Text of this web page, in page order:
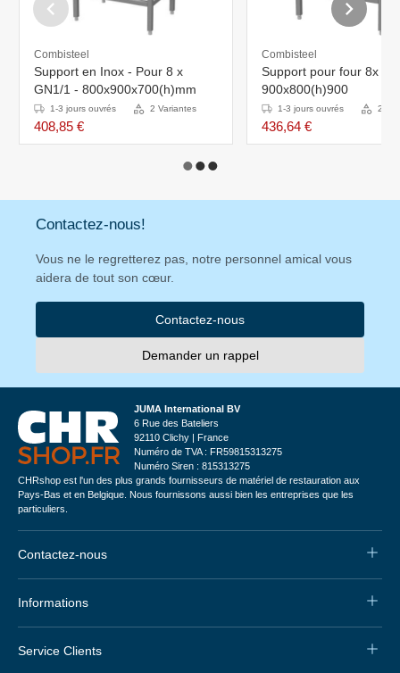
Combisteel
Support en Inox - Pour 8 x
GN1/1 - 800x900x700(h)mm
1-3 jours ouvrés 2 Variantes
408,85 €
Combisteel
Support pour four 8x 1/
900x800(h)900
1-3 jours ouvrés 2
436,64 €
Contactez-nous!
Vous ne le regretterez pas, notre personnel amical vous
aidera de tout son cœur.
Contactez-nous
Demander un rappel
JUMA International BV
6 Rue des Bateliers
92110 Clichy | France
Numéro de TVA : FR59815313275
Numéro Siren : 815313275
CHRshop est l'un des plus grands fournisseurs de matériel de restauration aux
Pays-Bas et en Belgique. Nous fournissons aussi bien les entreprises que les
particuliers.
Contactez-nous
Informations
Service Clients